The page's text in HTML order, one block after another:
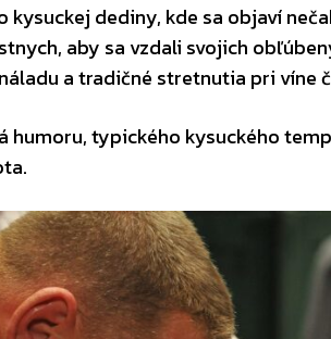
kysuckej dediny, kde sa objaví
aby sa vzdali svojich
a tradičné stretnutia pri víne
humoru, typického kysuckého